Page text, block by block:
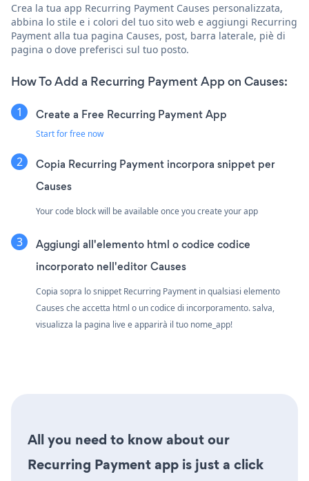
Crea la tua app Recurring Payment Causes personalizzata,
abbina lo stile e i colori del tuo sito web e aggiungi Recurring
Payment alla tua pagina Causes, post, barra laterale, piè di
pagina o dove preferisci sul tuo posto.
How To Add a Recurring Payment App on Causes:
Create a Free Recurring Payment App
Start for free now
Copia Recurring Payment incorpora snippet per
Causes
Your code block will be available once you create your app
Aggiungi all'elemento html o codice codice
incorporato nell'editor Causes
Copia sopra lo snippet Recurring Payment in qualsiasi elemento
Causes che accetta html o un codice di incorporamento. salva,
visualizza la pagina live e apparirà il tuo nome_app!
All you need to know about our
Recurring Payment app is just a click